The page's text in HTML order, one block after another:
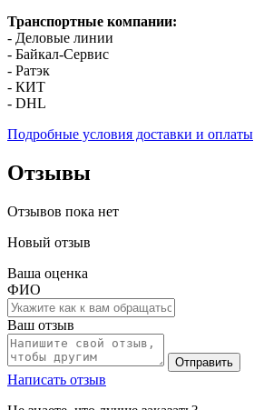
Транспортные компании:
- Деловые линии
- Байкал-Сервис
- Ратэк
- КИТ
- DHL
Подробные условия доставки и оплаты
Отзывы
Отзывов пока нет
Новый отзыв
Ваша оценка
ФИО
Ваш отзыв
Отправить
Написать отзыв